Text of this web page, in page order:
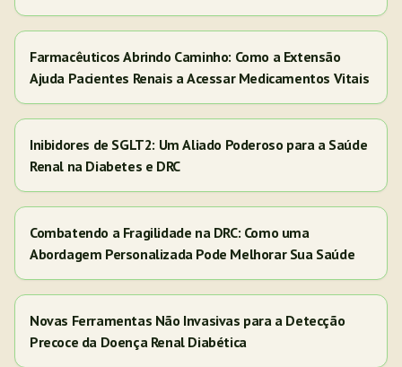
Farmacêuticos Abrindo Caminho: Como a Extensão
Ajuda Pacientes Renais a Acessar Medicamentos Vitais
Inibidores de SGLT2: Um Aliado Poderoso para a Saúde
Renal na Diabetes e DRC
Combatendo a Fragilidade na DRC: Como uma
Abordagem Personalizada Pode Melhorar Sua Saúde
Novas Ferramentas Não Invasivas para a Detecção
Precoce da Doença Renal Diabética